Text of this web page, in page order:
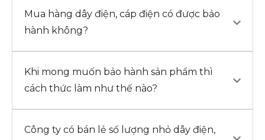
Mua hàng dây điện, cáp điện có được bảo
hành không?
Khi mong muốn bảo hành sản phẩm thì
cách thức làm như thế nào?
Công ty có bán lẻ số lượng nhỏ dây điện,